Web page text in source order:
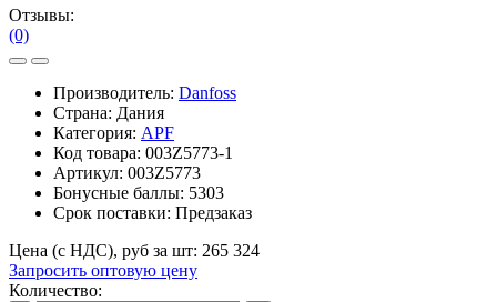
Отзывы:
(0)
Производитель: Danfoss
Страна: Дания
Категория: APF
Код товара: 003Z5773-1
Артикул: 003Z5773
Бонусные баллы: 5303
Срок поставки: Предзаказ
Цена (с НДС), руб за шт: 265 324
Запросить оптовую цену
Количество: